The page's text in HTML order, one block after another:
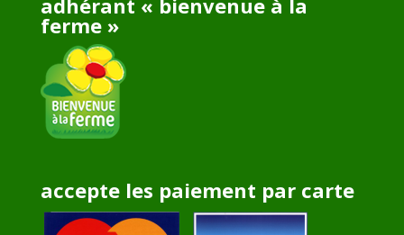
adhérant « bienvenue à la
ferme »
accepte les paiement par carte